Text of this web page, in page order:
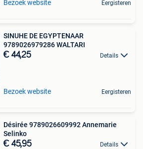
Bezoek website
Eergisteren
SINUHE DE EGYPTENAAR
9789026979286 WALTARI
€ 44,25 Details
Bezoek website Eergisteren
Désirée 9789026609992 Annemarie
Selinko
€ 45,95 Details